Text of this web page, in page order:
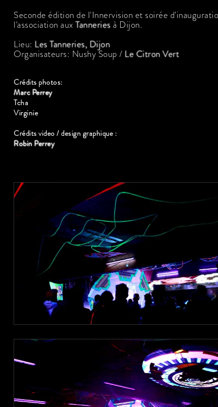
Seconde édition de l'Innervision et soirée
l'association aux Tanneriesà Dijon.
Lieu: Les Tanneries, Dijon
Organisateurs: Nushy Soup / Le Citron Vert
Crédits photos:
Marc Perrey
Tcha
Virginie
Crédits video / design graphique :
Robin Perrey